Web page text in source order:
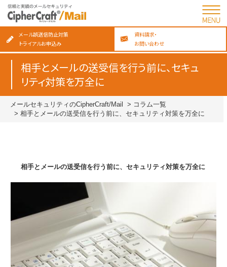
メール誤送信防止対策
トライアルお申込み
資料請求・
お問い合わせ
メールセキュリティのCipherCraft/Mail
コラム一覧
相手とメールの送受信を行う前に、セキュリティ対策を万全に
相手とメールの送受信を行う前に、セキュ
リティ対策を万全に
相手とメールの送受信を行う前に、セキュリティ対策を万全に